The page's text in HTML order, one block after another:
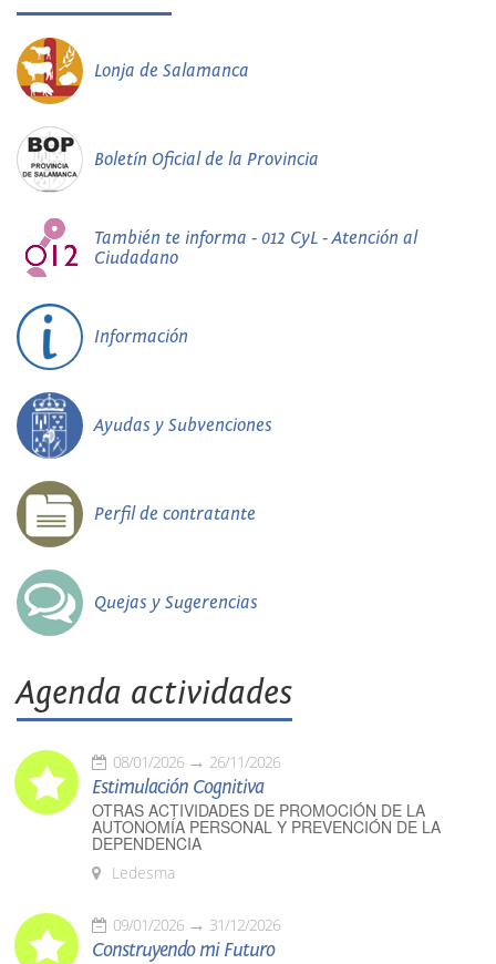
Lonja de Salamanca
Boletín Oficial de la Provincia
También te informa - 012 CyL - Atención al
Ciudadano
Información
Ayudas y Subvenciones
Perfil de contratante
Quejas y Sugerencias
Agenda actividades
08/01/2026 26/11/2026
Estimulación Cognitiva
OTRAS ACTIVIDADES DE PROMOCIÓN DE LA
AUTONOMÍA PERSONAL Y PREVENCIÓN DE LA
DEPENDENCIA
Ledesma
09/01/2026 31/12/2026
Construyendo mi Futuro